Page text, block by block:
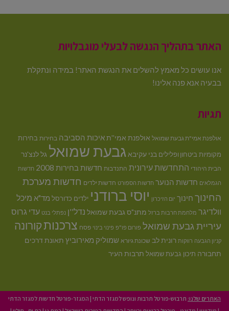
האתר בתהליך הנגשה לבעלי מוגבלויות
אנו עושים כל מאמץ להשלים את הנגשת האתר! במידה ונתקלת
בבעיה אנא פנה אלינו!
תגיות
אולפנת אמי"ת גבעת שמואל אולפנת אמי''תאיכות הסביבה בחירות בחירות
מקומיותביטחון ופלילים בני עקיבא גבעת שמואל גל לנצ'נר
הבית היהודי התחדשות עירונית התנדבות חדשות בחירות 2008 חדשות
הגמלאים חדשות הנוער חדשות הספורט חדשות ילדים חדשות מערכת
החינוך חינוך יום הזיכרון יוסי ברודני ילדים כדורסל מד"א מיכל
וולדיגר מלחמת חרבות ברזל מתנ"ס גבעת שמואל נדל''ן נפתלי בנט עדי גרוס
עיריית גבעת שמואל פורום פו"פ פינוי בינוי פסח צרכנותקורונה
קניון הגבעה רווקות רונית לב שכונת גיורא שמוליק מאירוביץ תאונת דרכים
תחבורה תיכון גבעת שמואל תרבות העיר
האתרים שלנו: תרבוש-פורטל תרבות ונופש למגזר הדתי | המגזר-פורטל חדשות למגזר הדתי